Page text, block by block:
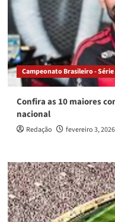
Campeonato Brasileiro - Série
Confira as 10 maiores
nacional
Redação fevereiro 3, 2026